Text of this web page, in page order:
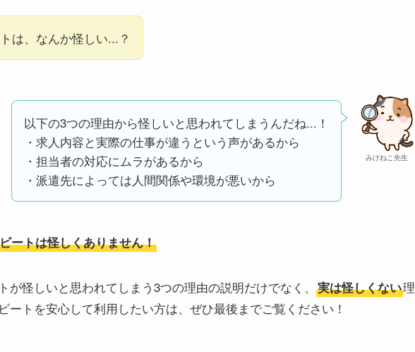
は、なんか怪しい...？
みけねこ先生
以下の3つの理由から怪しいと思われてしまうんだね...！
・求人内容と実際の仕事が違うという声があるから
・担当者の対応にムラがあるから
・派遣先によっては人間関係や環境が悪いから
ートは怪しくありません！
が怪しいと思われてしまう3つの理由の説明だけでなく、 実は怪しくない理
ートを安心して利用したい方は、ぜひ最後までご覧ください！